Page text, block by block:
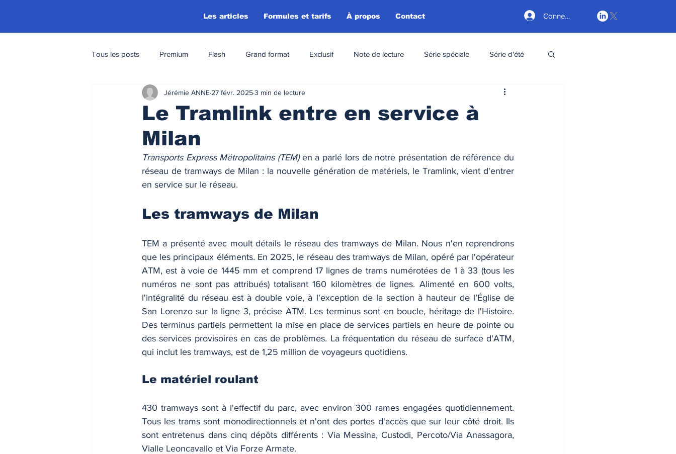
Les articles Formules et tarifs À propos Contact Connexion
Tous les posts Premium Flash Grand format Exclusif Note de lecture Série spéciale Série d'été
Le Tramlink entre en service à
Milan
Jérémie ANNE 27 févr. 20253 min de lecture
Transports Express Métropolitains (TEM) en a parlé lors de notre présentation de référence du
réseau de tramways de Milan : la nouvelle génération de matériels, le Tramlink, vient d'entrer
en service sur le réseau.
Les tramways de Milan
TEM a présenté avec moult détails le réseau des tramways de Milan. Nous n'en reprendrons
que les principaux éléments. En 2025, le réseau des tramways de Milan, opéré par l'opérateur
ATM, est à voie de 1445 mm et comprend 17 lignes de trams numérotées de 1 à 33 (tous les
numéros ne sont pas attribués) totalisant 160 kilomètres de lignes. Alimenté en 600 volts,
l'intégralité du réseau est à double voie, à l'exception de la section à hauteur de l’Église de
San Lorenzo sur la ligne 3, précise ATM. Les terminus sont en boucle, héritage de l'Histoire.
Des terminus partiels permettent la mise en place de services partiels en heure de pointe ou
des services provisoires en cas de problèmes. La fréquentation du réseau de surface d'ATM,
qui inclut les tramways, est de 1,25 million de voyageurs quotidiens.
Le matériel roulant
430 tramways sont à l'effectif du parc, avec environ 300 rames engagées quotidiennement.
Tous les trams sont monodirectionnels et n'ont des portes d'accès que sur leur côté droit. Ils
sont entretenus dans cinq dépôts différents : Via Messina, Custodi, Percoto/Via Anassagora,
Vialle Leoncavallo et Via Forze Armate.